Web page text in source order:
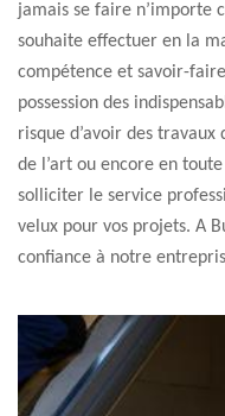
jamais se faire n’importe
souhaite effectuer en la
compétence et savoir-
possession des
risque d’avoir des travaux
de l’art ou encore en
solliciter le service
velux pour vos projets. A
confiance à notre